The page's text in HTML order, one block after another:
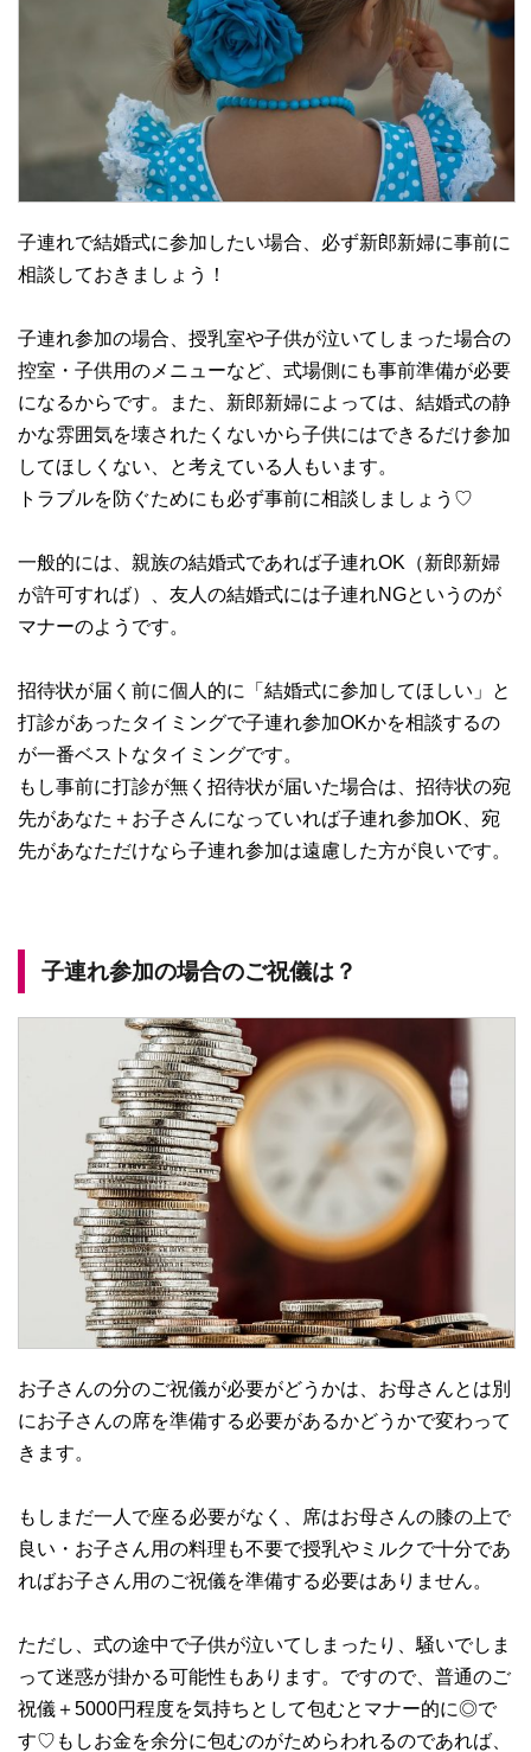
子連れで結婚式に参加したい場合、必ず新郎新婦に事前に
相談しておきましょう！
子連れ参加の場合、授乳室や子供が泣いてしまった場合の
控室・子供用のメニューなど、式場側にも事前準備が必要
になるからです。また、新郎新婦によっては、結婚式の静
かな雰囲気を壊されたくないから子供にはできるだけ参加
してほしくない、と考えている人もいます。
トラブルを防ぐためにも必ず事前に相談しましょう♡
一般的には、親族の結婚式であれば子連れOK（新郎新婦
が許可すれば）、友人の結婚式には子連れNGというのが
マナーのようです。
招待状が届く前に個人的に「結婚式に参加してほしい」と
打診があったタイミングで子連れ参加OKかを相談するの
が一番ベストなタイミングです。
もし事前に打診が無く招待状が届いた場合は、招待状の宛
先があなた＋お子さんになっていれば子連れ参加OK、宛
先があなただけなら子連れ参加は遠慮した方が良いです。
子連れ参加の場合のご祝儀は？
お子さんの分のご祝儀が必要がどうかは、お母さんとは別
にお子さんの席を準備する必要があるかどうかで変わって
きます。
もしまだ一人で座る必要がなく、席はお母さんの膝の上で
良い・お子さん用の料理も不要で授乳やミルクで十分であ
ればお子さん用のご祝儀を準備する必要はありません。
ただし、式の途中で子供が泣いてしまったり、騒いでしま
って迷惑が掛かる可能性もあります。ですので、普通のご
祝儀＋5000円程度を気持ちとして包むとマナー的に◎で
す♡もしお金を余分に包むのがためらわれるのであれば、